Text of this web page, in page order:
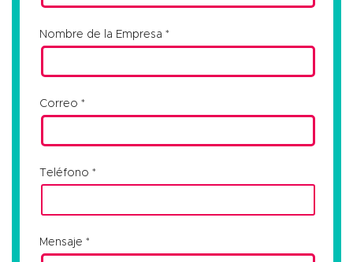
Nombre de la Empresa
Correo
Teléfono
Mensaje